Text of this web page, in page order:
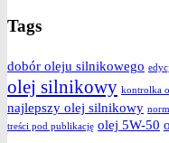
Tags
dobór oleju silnikowego
olej silnikowy kontrolka
najlepszy olej silnikowy
treści pod publikację olej 5W-50